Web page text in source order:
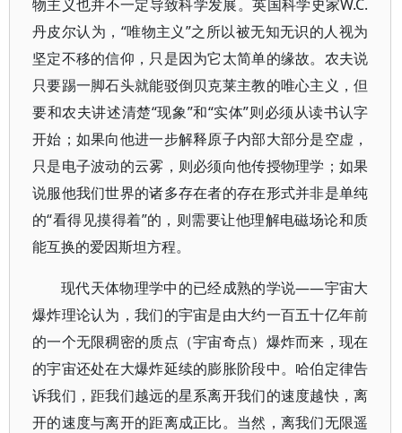
物主义也并不一定导致科学发展。英国科学史家W.C.
丹皮尔认为，“唯物主义”之所以被无知无识的人视为
坚定不移的信仰，只是因为它太简单的缘故。农夫说
只要踢一脚石头就能驳倒贝克莱主教的唯心主义，但
要和农夫讲述清楚“现象”和“实体”则必须从读书认字
开始；如果向他进一步解释原子内部大部分是空虚，
只是电子波动的云雾，则必须向他传授物理学；如果
说服他我们世界的诸多存在者的存在形式并非是单纯
的“看得见摸得着”的，则需要让他理解电磁场论和质
能互换的爱因斯坦方程。
现代天体物理学中的已经成熟的学说——宇宙大
爆炸理论认为，我们的宇宙是由大约一百五十亿年前
的一个无限稠密的质点（宇宙奇点）爆炸而来，现在
的宇宙还处在大爆炸延续的膨胀阶段中。哈伯定律告
诉我们，距我们越远的星系离开我们的速度越快，离
开的速度与离开的距离成正比。当然，离我们无限遥